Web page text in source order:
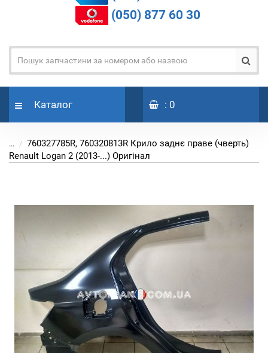
(050) 877 60 30
Каталог : 0
...
760327785R, 760320813R Крило заднє праве (чверть)
Renault Logan 2 (2013-...) Оригінал